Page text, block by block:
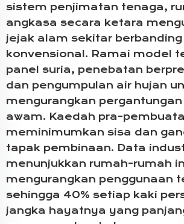
sistem penjimatan tenaga,
angkasa secara ketara
jejak alam sekitar
konvensional. Ramai model
panel suria, penebatan
dan pengumpulan air hujan
mengurangkan
awam. Kaedah pra-
meminimumkan sisa dan
tapak pembinaan. Data
menunjukkan rumah-rumah
mengurangkan penggunaan
sehingga 40% setiap kaki
jangka hayatnya yang